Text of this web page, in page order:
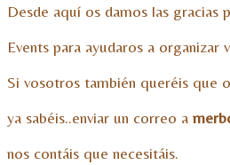
Desde aquí os damos las
Events para ayudaros a organizar
Si vosotros también queréis que
ya sabéis..enviar un correo a
nos contáis que necesitáis.